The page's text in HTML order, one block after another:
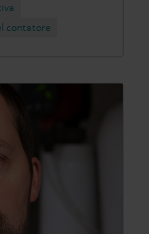
contatore